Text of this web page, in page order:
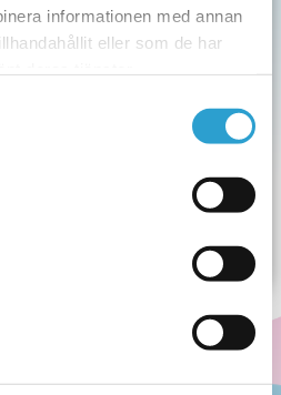
informationen med annan
eller som de har
oss när vi har som minst
godis.
vid hantering av godis.